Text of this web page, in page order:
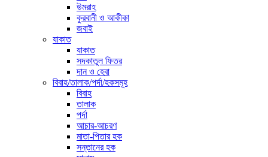
উমরাহ
কুরবানী ও আকীকা
জবাই
যাকাত
যাকাত
সদকাতুল ফিতর
দান ও হেবা
বিবাহ/তালাক/পর্দা/হকসমূহ
বিবাহ
তালাক
পর্দা
আচার-আচরণ
মাতা-পিতার হক
সন্তানের হক